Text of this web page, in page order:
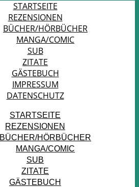
STARTSEITE
REZENSIONEN
BÜCHER/HÖRBÜCHER
MANGA/COMIC
SUB
ZITATE
GÄSTEBUCH
IMPRESSUM
DATENSCHUTZ
STARTSEITE
REZENSIONEN
BÜCHER/HÖRBÜCHER
MANGA/COMIC
SUB
ZITATE
GÄSTEBUCH